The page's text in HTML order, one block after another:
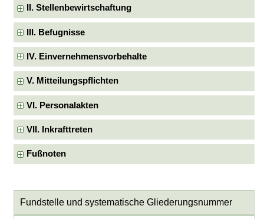
II. Stellenbewirtschaftung
III. Befugnisse
IV. Einvernehmensvorbehalte
V. Mitteilungspflichten
VI. Personalakten
VII. Inkrafttreten
Fußnoten
Fundstelle und systematische Gliederungsnummer